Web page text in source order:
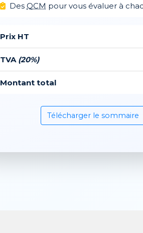
DesQCM pour vous évaluer à
Prix HT
TVA (20%)
Montant total
Télécharger le sommaire